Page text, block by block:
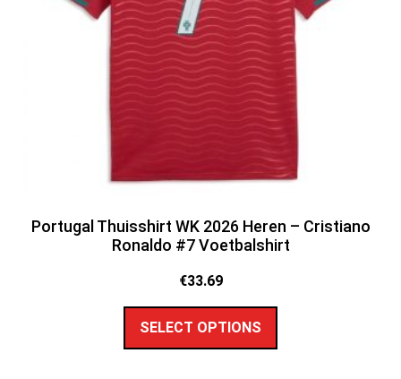
Portugal Thuisshirt WK 2026 Heren – Cristiano
Ronaldo #7 Voetbalshirt
€33.69
SELECT OPTIONS